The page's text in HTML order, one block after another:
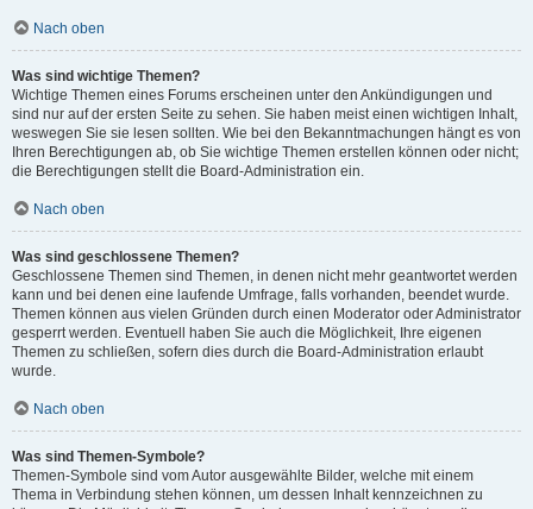
Nach oben
Was sind wichtige Themen?
Wichtige Themen eines Forums erscheinen unter den Ankündigungen und
sind nur auf der ersten Seite zu sehen. Sie haben meist einen wichtigen Inhalt,
weswegen Sie sie lesen sollten. Wie bei den Bekanntmachungen hängt es von
Ihren Berechtigungen ab, ob Sie wichtige Themen erstellen können oder nicht;
die Berechtigungen stellt die Board-Administration ein.
Nach oben
Was sind geschlossene Themen?
Geschlossene Themen sind Themen, in denen nicht mehr geantwortet werden
kann und bei denen eine laufende Umfrage, falls vorhanden, beendet wurde.
Themen können aus vielen Gründen durch einen Moderator oder Administrator
gesperrt werden. Eventuell haben Sie auch die Möglichkeit, Ihre eigenen
Themen zu schließen, sofern dies durch die Board-Administration erlaubt
wurde.
Nach oben
Was sind Themen-Symbole?
Themen-Symbole sind vom Autor ausgewählte Bilder, welche mit einem
Thema in Verbindung stehen können, um dessen Inhalt kennzeichnen zu